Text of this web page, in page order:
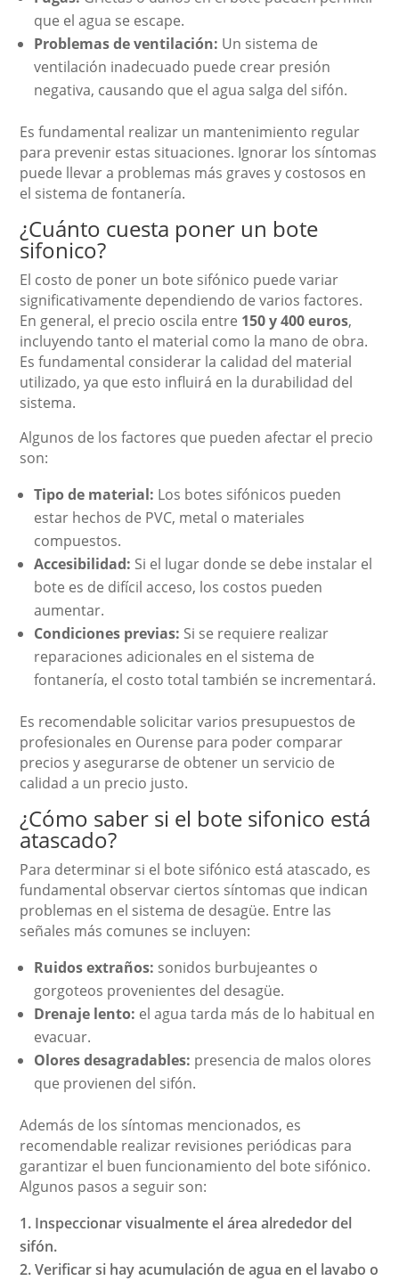
que el agua se escape.
Problemas de ventilación: Un sistema de
ventilación inadecuado puede crear presión
negativa, causando que el agua salga del sifón.
Es fundamental realizar un mantenimiento regular
para prevenir estas situaciones. Ignorar los síntomas
puede llevar a problemas más graves y costosos en
el sistema de fontanería.
¿Cuánto cuesta poner un bote
sifonico?
El costo de poner un bote sifónico puede variar
significativamente dependiendo de varios factores.
En general, el precio oscila entre 150 y 400 euros,
incluyendo tanto el material como la mano de obra.
Es fundamental considerar la calidad del material
utilizado, ya que esto influirá en la durabilidad del
sistema.
Algunos de los factores que pueden afectar el precio
son:
Tipo de material: Los botes sifónicos pueden
estar hechos de PVC, metal o materiales
compuestos.
Accesibilidad: Si el lugar donde se debe instalar el
bote es de difícil acceso, los costos pueden
aumentar.
Condiciones previas: Si se requiere realizar
reparaciones adicionales en el sistema de
fontanería, el costo total también se incrementará.
Es recomendable solicitar varios presupuestos de
profesionales en Ourense para poder comparar
precios y asegurarse de obtener un servicio de
calidad a un precio justo.
¿Cómo saber si el bote sifonico está
atascado?
Para determinar si el bote sifónico está atascado, es
fundamental observar ciertos síntomas que indican
problemas en el sistema de desagüe. Entre las
señales más comunes se incluyen:
Ruidos extraños: sonidos burbujeantes o
gorgoteos provenientes del desagüe.
Drenaje lento: el agua tarda más de lo habitual en
evacuar.
Olores desagradables: presencia de malos olores
que provienen del sifón.
Además de los síntomas mencionados, es
recomendable realizar revisiones periódicas para
garantizar el buen funcionamiento del bote sifónico.
Algunos pasos a seguir son:
Inspeccionar visualmente el área alrededor del
sifón.
Verificar si hay acumulación de agua en el lavabo o